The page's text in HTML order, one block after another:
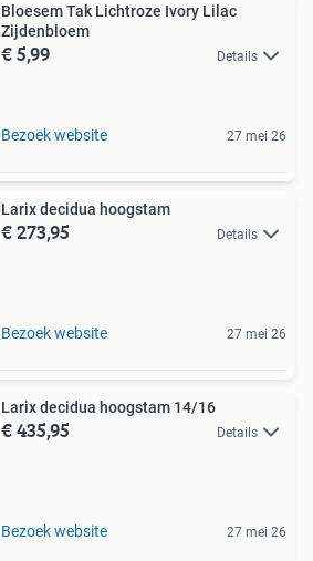
Bloesem Tak Lichtroze Ivory Lilac
Zijdenbloem
€ 5,99 Details
Bezoek website 27 mei 26
Larix decidua hoogstam
€ 273,95 Details
Bezoek website 27 mei 26
Larix decidua hoogstam 14/16
€ 435,95 Details
Bezoek website 27 mei 26